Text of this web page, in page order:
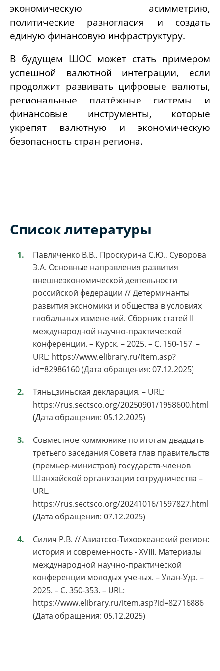
экономическую асимметрию,
политические разногласия и создать
единую финансовую инфраструктуру.
В будущем ШОС может стать примером
успешной валютной интеграции, если
продолжит развивать цифровые валюты,
региональные платёжные системы и
финансовые инструменты, которые
укрепят валютную и экономическую
безопасность стран региона.
Список литературы
Павличенко В.В., Проскурина С.Ю., Суворова
Э.А. Основные направления развития
внешнеэкономической деятельности
российской федерации // Детерминанты
развития экономики и общества в условиях
глобальных изменений. Сборник статей II
международной научно-практической
конференции. – Курск. – 2025. – С. 150-157. –
URL: https://www.elibrary.ru/item.asp?
id=82986160 (Дата обращения: 07.12.2025)
Тяньцзиньская декларация. – URL:
https://rus.sectsco.org/20250901/1958600.html
(Дата обращения: 05.12.2025)
Совместное коммюнике по итогам двадцать
третьего заседания Совета глав правительств
(премьер-министров) государств-членов
Шанхайской организации сотрудничества –
URL:
https://rus.sectsco.org/20241016/1597827.html
(Дата обращения: 07.12.2025)
Силич Р.В. // Азиатско-Тихоокеанский регион:
история и современность - XVIII. Материалы
международной научно-практической
конференции молодых ученых. – Улан-Удэ. –
2025. – С. 350-353. – URL:
https://www.elibrary.ru/item.asp?id=82716886
(Дата обращения: 05.12.2025)